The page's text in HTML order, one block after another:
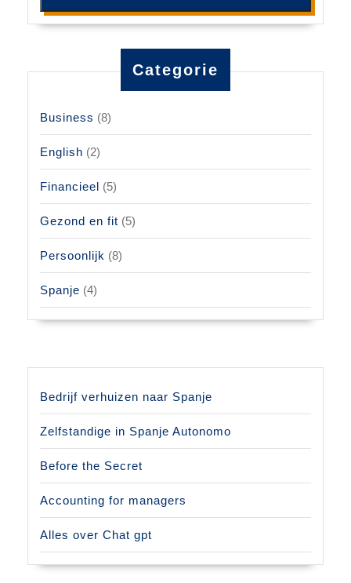
Categorie
Business (8)
English (2)
Financieel (5)
Gezond en fit (5)
Persoonlijk (8)
Spanje (4)
Bedrijf verhuizen naar Spanje
Zelfstandige in Spanje Autonomo
Before the Secret
Accounting for managers
Alles over Chat gpt